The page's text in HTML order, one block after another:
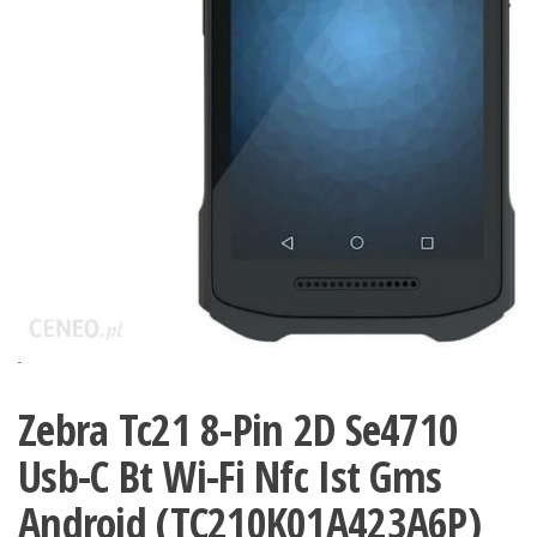
Zebra Tc21 8-Pin 2D Se4710
Usb-C Bt Wi-Fi Nfc Ist Gms
Android (TC210K01A423A6P)